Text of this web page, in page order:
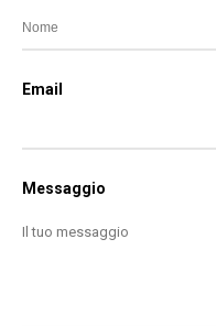
Email
Messaggio